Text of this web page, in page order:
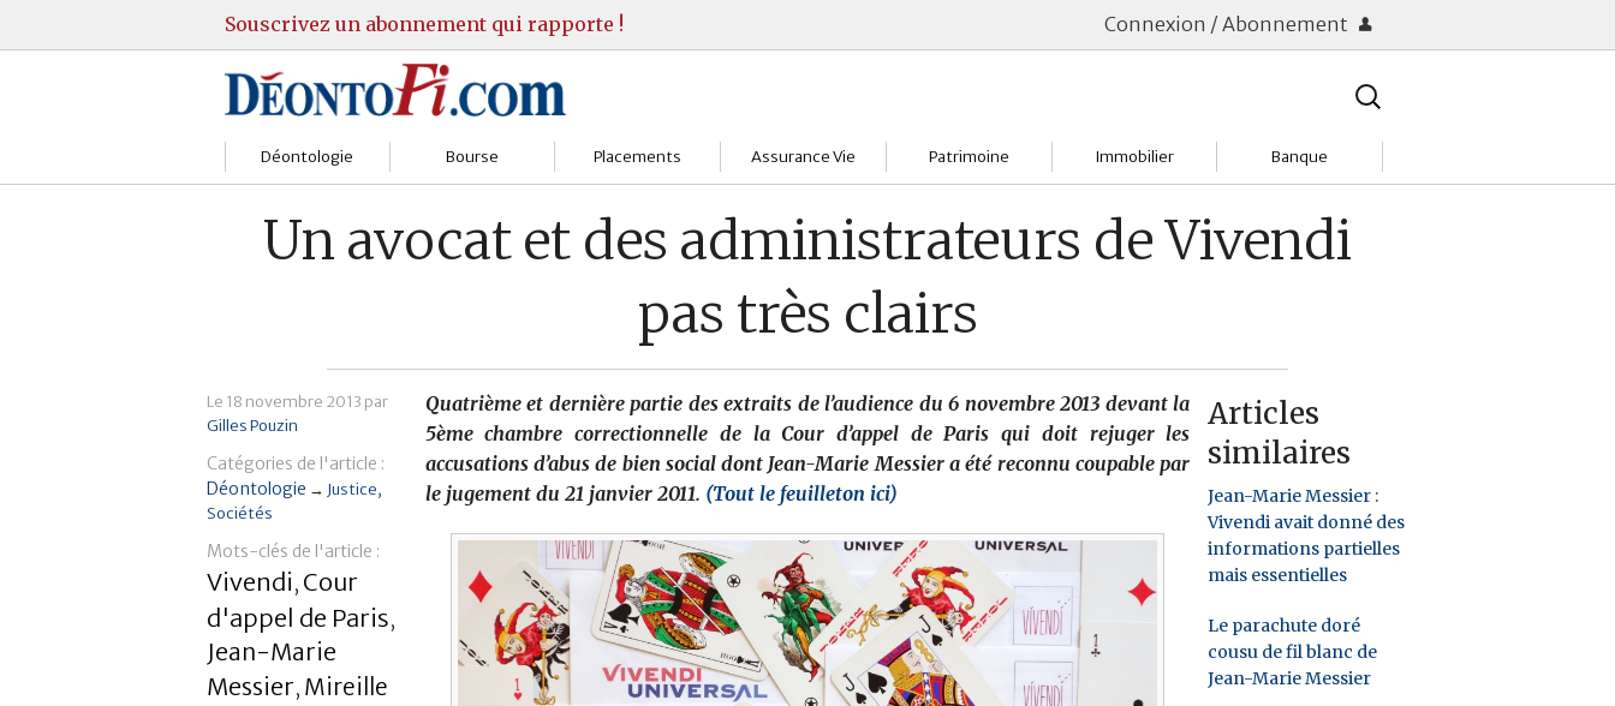
Souscrivez un abonnement qui rapporte ! Connexion / Abonnement
Rechercher
Déontologie
Gestion
Marchés
Relations clients
Réglementation
Bourse
Guide Actions
Stratégie
Marchés
Pratique et OST
Placements
Bourses
Fonds d’investissments
Assurance vie
Livrets
Immobilier
Divers
Assurance Vie
Choisir
Comprendre
Contrats
Gérer
Patrimoine
Conseil Gestion
Objectifs & stratégie
Retraite
Transmission
Immobilier
Charges
Acheter
Location
Tendances
Banque
Changer de banque
Comptes & Livrets
Frais bancaires
Placements & banques
Un avocat et des administrateurs de Vivendi
pas très clairs
Le 18 novembre 2013 par
Gilles Pouzin
Catégories de l'article :
Déontologie → Justice
Sociétés
Mots-clés de l'article :
Vivendi , Cour
d'appel de Paris,
Jean-Marie
Messier, Mireille
Quatrième et dernière partie des extraits de l’audience du 6 novembre 2013 devant la
5ème chambre correctionnelle de la Cour d’appel de Paris qui doit rejuger les
accusations d’abus de bien social dont Jean-Marie Messier a été reconnu coupable par
le jugement du 21 janvier 2011. (Tout le feuilleton ici)
Articles
similaires
Jean-Marie Messier :
Vivendi avait donné des
informations partielles
mais essentielles
Le parachute doré
cousu de fil blanc de
Jean-Marie Messier